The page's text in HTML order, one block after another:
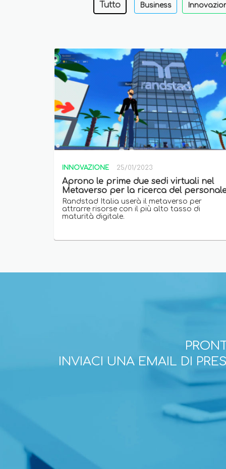
Tutto Business
INNOVAZIONE 25/01/2023
Aprono le prime due sedi virtuali nel
Metaverso per la ricerca del
Randstad Italia userà il metaverso per
attrarre risorse con il più alto tasso di
maturità digitale.
INVIACI UNA EMAIL DI